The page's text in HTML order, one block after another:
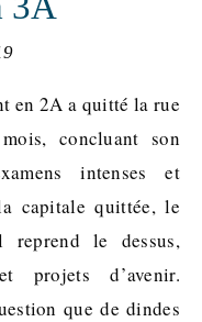
concluant son
intenses et
capitale quittée, le
reprend le dessus,
projets d’avenir.
que de dindes